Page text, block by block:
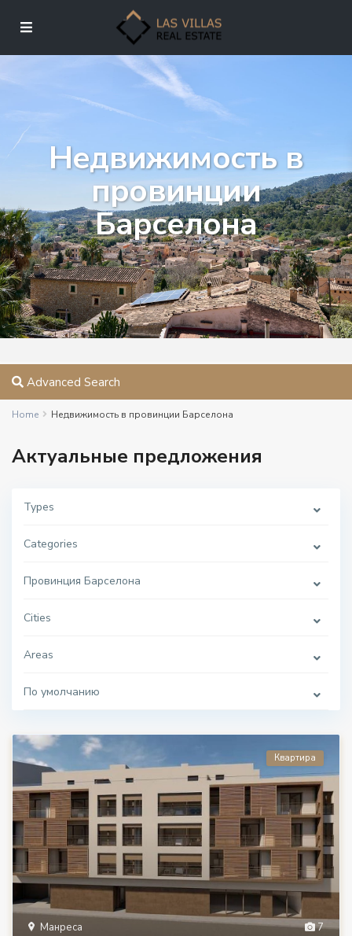
Недвижимость в
провинции
Барселона
Advanced Search
Home Недвижимость в провинции Барселона
Актуальные предложения
Types
Categories
Провинция Барселона
Cities
Areas
По умолчанию
7
Манреса
Квартира